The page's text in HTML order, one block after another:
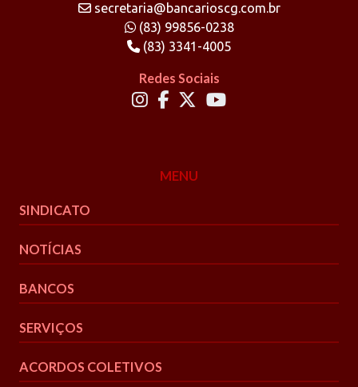
secretaria@bancarioscg.com.br
(83) 99856-0238
(83) 3341-4005
Redes Sociais
MENU
SINDICATO
NOTÍCIAS
BANCOS
SERVIÇOS
ACORDOS COLETIVOS